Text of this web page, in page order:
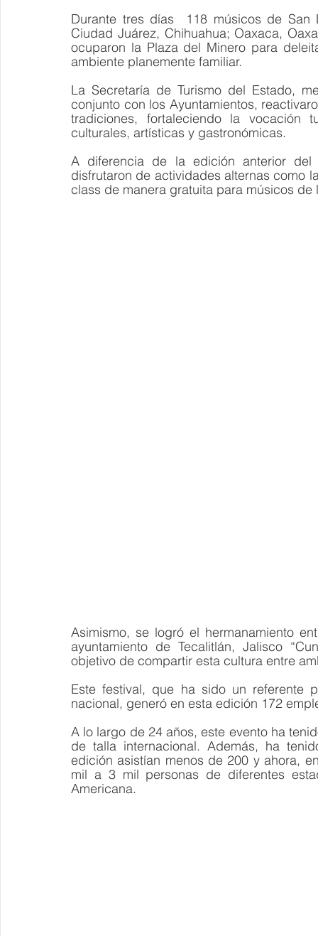
Durante tres días  118 músicos de San
Ciudad Juárez, Chihuahua; Oaxaca,
ocuparon la Plaza del Minero para
ambiente planemente familiar.
La Secretaría de Turismo del Estado,
conjunto con los Ayuntamientos,
tradiciones, fortaleciendo la vocación
culturales, artísticas y gastronómicas.
A diferencia de la edición anterior del
disfrutaron de actividades alternas como
class de manera gratuita para músicos
Asimismo, se logró el hermanamiento
ayuntamiento de Tecalitlán, Jalisco
objetivo de compartir esta cultura entre
Este festival, que ha sido un referente
nacional, generó en esta edición 172
A lo largo de 24 años, este evento ha
de talla internacional. Además, ha
edición asistían menos de 200 y ahora,
mil a 3 mil personas de diferentes
Americana.